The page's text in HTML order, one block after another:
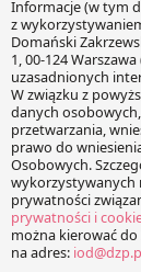
Twój adres e-